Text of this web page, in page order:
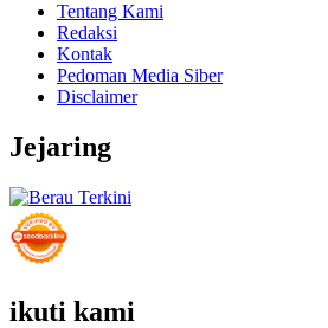
Tentang Kami
Redaksi
Kontak
Pedoman Media Siber
Disclaimer
Jejaring
ikuti kami